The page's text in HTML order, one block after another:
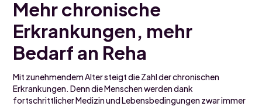
Mehr chronische
Erkrankungen, mehr
Bedarf an Reha
Mit zunehmendem Alter steigt die Zahl der chronischen
Erkrankungen. Denn die Menschen werden dank
fortschrittlicher Medizin und Lebensbedingungen zwar immer